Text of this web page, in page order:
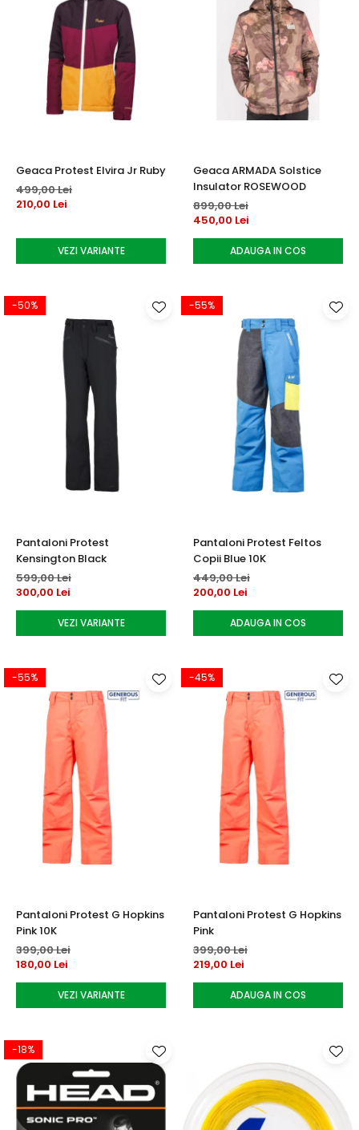
Geaca Protest Elvira Jr Ruby
499,00 Lei
210,00 Lei
VEZI VARIANTE
Geaca ARMADA Solstice
Insulator ROSEWOOD
899,00 Lei
450,00 Lei
ADAUGA IN COS
-50%
Pantaloni Protest
Kensington Black
599,00 Lei
300,00 Lei
VEZI VARIANTE
-55%
Pantaloni Protest Feltos
Copii Blue 10K
449,00 Lei
200,00 Lei
ADAUGA IN COS
-55%
Pantaloni Protest G Hopkins
Pink 10K
399,00 Lei
180,00 Lei
VEZI VARIANTE
-45%
Pantaloni Protest G Hopkins
Pink
399,00 Lei
219,00 Lei
ADAUGA IN COS
-18%